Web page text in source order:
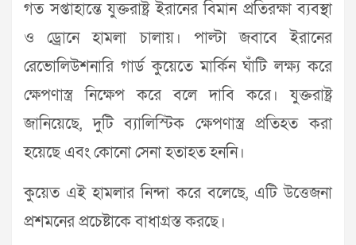
গত সপ্তাহান্তে যুক্তরাষ্ট্র ইরানের বিমান প্রতিরক্ষা ব্যবস্থা
ও ড্রোনে হামলা চালায়। পাল্টা জবাবে ইরানের
রেভোলিউশনারি গার্ড কুয়েতে মার্কিন ঘাঁটি লক্ষ্য করে
ক্ষেপণাস্ত্র নিক্ষেপ করে বলে দাবি করে। যুক্তরাষ্ট্র
জানিয়েছে, দুটি ব্যালিস্টিক ক্ষেপণাস্ত্র প্রতিহত করা
হয়েছে এবং কোনো সেনা হতাহত হননি।
কুয়েত এই হামলার নিন্দা করে বলেছে, এটি উত্তেজনা
প্রশমনের প্রচেষ্টাকে বাধাগ্রস্ত করছে।